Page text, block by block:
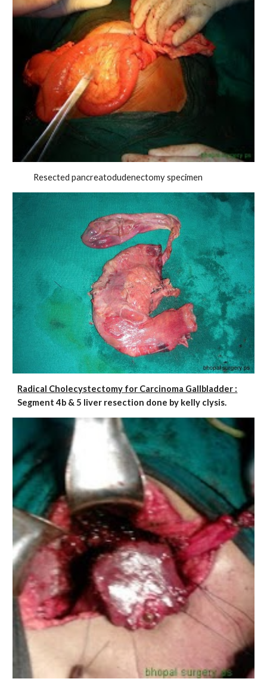
Resected pancreatodudenectomy specimen
Radical Cholecystectomy for Carcinoma Gallbladder :
Segment 4b & 5 liver resection done by kelly clysis.